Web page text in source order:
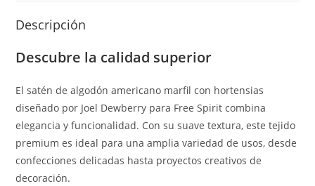
Descripción
Descubre la calidad superior
El satén de algodón americano marfil con hortensias
diseñado por Joel Dewberry para Free Spirit combina
elegancia y funcionalidad. Con su suave textura, este tejido
premium es ideal para una amplia variedad de usos, desde
confecciones delicadas hasta proyectos creativos de
decoración.